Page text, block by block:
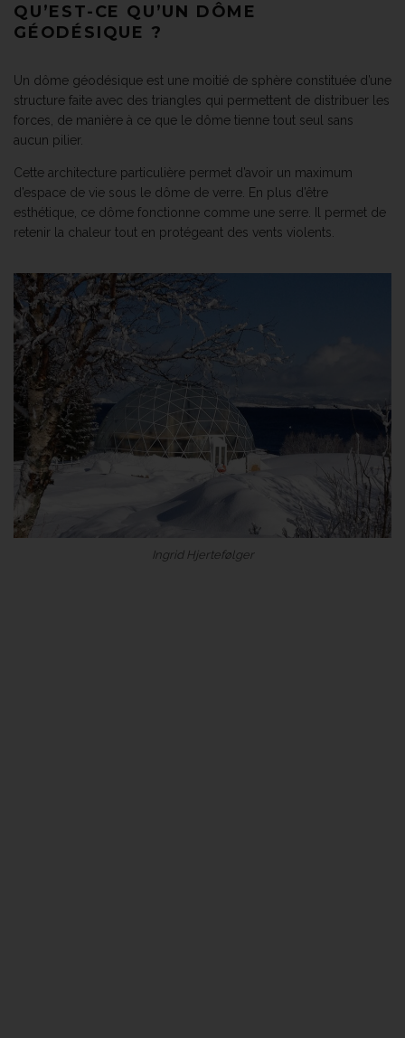
QU’EST-CE QU’UN DÔME
GÉODÉSIQUE ?
Un dôme géodésique est une moitié de sphère constituée d’une
structure faite avec des triangles qui permettent de distribuer les
forces, de manière à ce que le dôme tienne tout seul sans
aucun pilier.
Cette architecture particulière permet d’avoir un maximum
d’espace de vie sous le dôme de verre. En plus d’être
esthétique, ce dôme fonctionne comme une serre. Il permet de
retenir la chaleur tout en protégeant des vents violents.
Ingrid Hjertefølger